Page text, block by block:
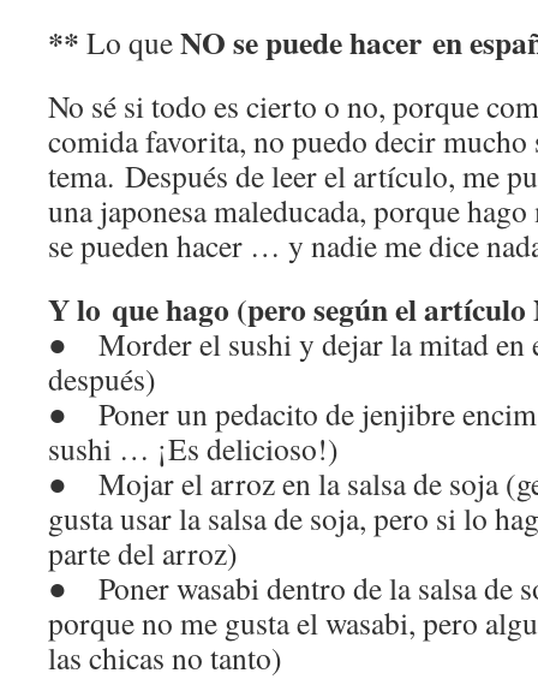
** Lo queNO se puede hacer en
No sé si todo es cierto o no, porque
comida favorita, no puedo decir mucho
tema. Después de leer el artículo, me
una japonesa maleducada, porque
se pueden hacer … y nadie me dice
Y lo que hago (pero según el artículo
● Morder el sushi y dejar la mitad en
después)
● Poner un pedacito de jenjibre
sushi … ¡Es delicioso!)
● Mojar el arroz en la salsa de soja
gusta usar la salsa de soja, pero si lo
parte del arroz)
● Poner wasabi dentro de la salsa de
porque no me gusta el wasabi, pero
las chicas no tanto)